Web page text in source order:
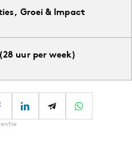
Groei & Impact
uur per week)